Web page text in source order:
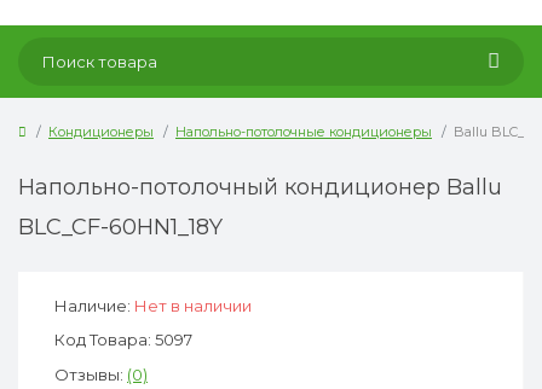
Кондиционеры Напольно-потолочные кондиционеры Ballu
Напольно-потолочный кондиционер Ballu
BLC_CF-60HN1_18Y
Наличие: Нет в наличии
Код Товара: 5097
Отзывы: (0)